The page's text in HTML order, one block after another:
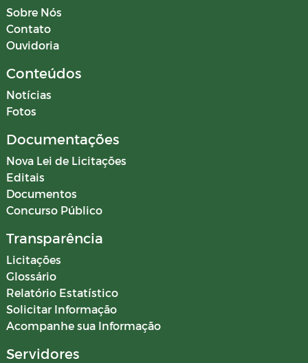
Sobre Nós
Contato
Ouvidoria
Conteúdos
Notícias
Fotos
Documentações
Nova Lei de Licitações
Editais
Documentos
Concurso Público
Transparência
Licitações
Glossário
Relatório Estatístico
Solicitar Informação
Acompanhe sua Informação
Servidores